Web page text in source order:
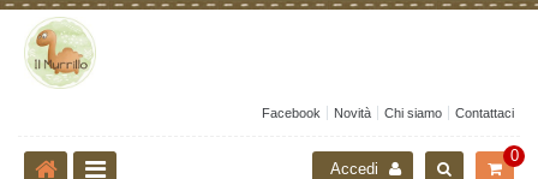
Facebook Novità Chi siamo Contattaci
0
Accedi